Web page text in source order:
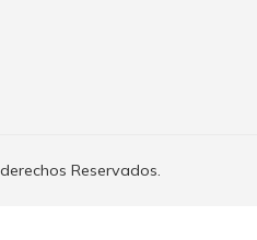
Reservados.